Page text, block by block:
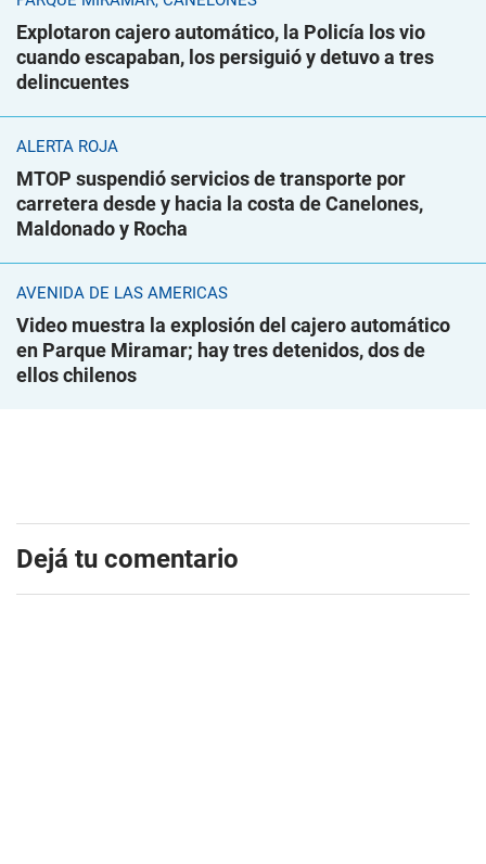
Explotaron cajero automático, la Policía los vio
cuando escapaban, los persiguió y detuvo a tres
delincuentes
ALERTA ROJA
MTOP suspendió servicios de transporte por
carretera desde y hacia la costa de Canelones,
Maldonado y Rocha
AVENIDA DE LAS AMÉRICAS
Video muestra la explosión del cajero automático
en Parque Miramar; hay tres detenidos, dos de
ellos chilenos
Dejá tu comentario